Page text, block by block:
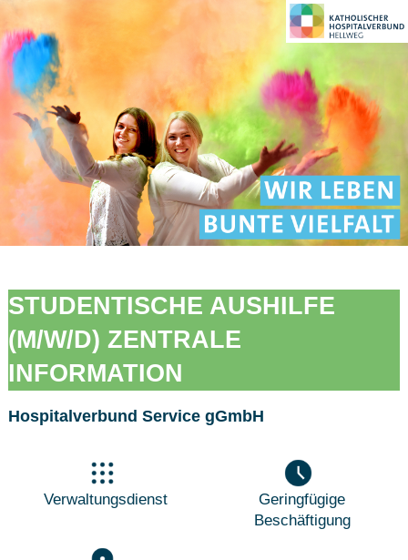
STUDENTISCHE AUSHILFE
(M/W/D) ZENTRALE
INFORMATION
Hospitalverbund Service gGmbH
Verwaltungsdienst
Geringfügige
Beschäftigung